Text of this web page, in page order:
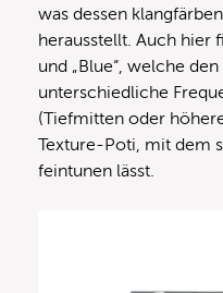
was dessen
herausstellt. Auch hier
und „Blue“, welche
unterschiedliche
(Tiefmitten oder
Texture-Poti, mit dem
feintunen lässt.